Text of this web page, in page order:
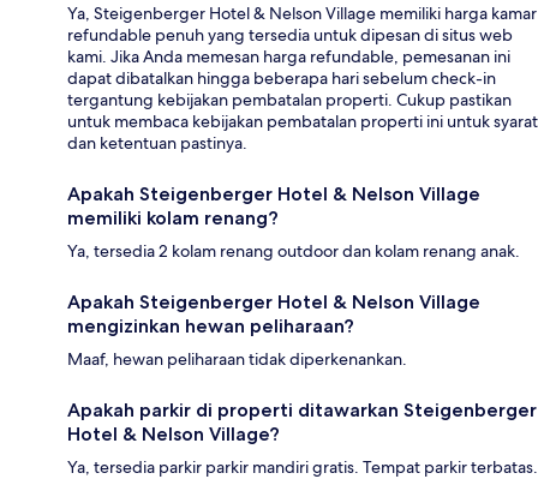
Ya, Steigenberger Hotel & Nelson Village memiliki harga kamar
refundable penuh yang tersedia untuk dipesan di situs web
kami. Jika Anda memesan harga refundable, pemesanan ini
dapat dibatalkan hingga beberapa hari sebelum check-in
tergantung kebijakan pembatalan properti. Cukup pastikan
untuk membaca kebijakan pembatalan properti ini untuk syarat
dan ketentuan pastinya.
Apakah Steigenberger Hotel & Nelson Village
memiliki kolam renang?
Ya, tersedia 2 kolam renang outdoor dan kolam renang anak.
Apakah Steigenberger Hotel & Nelson Village
mengizinkan hewan peliharaan?
Maaf, hewan peliharaan tidak diperkenankan.
Apakah parkir di properti ditawarkan Steigenberger
Hotel & Nelson Village?
Ya, tersedia parkir parkir mandiri gratis. Tempat parkir terbatas.